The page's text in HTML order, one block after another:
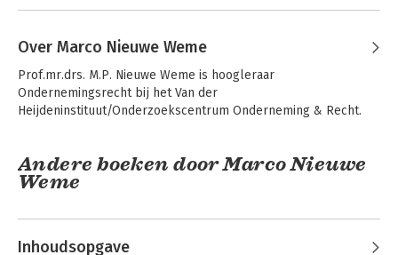
Over Marco Nieuwe Weme
Prof.mr.drs. M.P. Nieuwe Weme is hoogleraar
Ondernemingsrecht bij het Van der
Heijdeninstituut/Onderzoekscentrum Onderneming & Recht.
Andere boeken door Marco Nieuwe
Weme
Inhoudsopgave